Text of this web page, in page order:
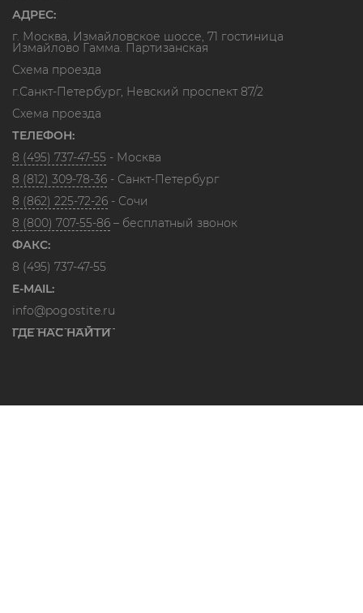
АДРЕС:
г. Москва, Измайловское шоссе, 71 гостиница
Измайлово Гамма. Партизанская
Схема проезда
г.Санкт-Петербург, Невский проспект 87/2
Схема проезда
ТЕЛЕФОН:
8 (495) 737-47-55 - Москва
8 (812) 309-78-36 - Санкт-Петербург
8 (862) 225-72-26 - Сочи
8 (800) 707-55-86 – бесплатный звонок
ФАКС:
8 (495) 737-47-55
E-MAIL:
info@pogostite.ru
ГДЕ НАС НАЙТИ